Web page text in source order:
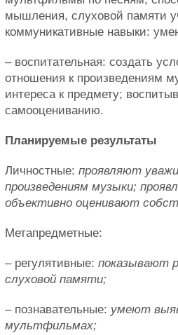
мышления, слуховой памяти
коммуникативные навыки:
– воспитательная: создать
отношения к произведениям
интереса к предмету;
самооцениванию.
Планируемые результаты
Личностные: проявляют
произведениям музыки;
объективно оценивают
Метапредметные:
– регулятивные: показывают
слуховой памяти;
– познавательные: умеют
мультфильмах;